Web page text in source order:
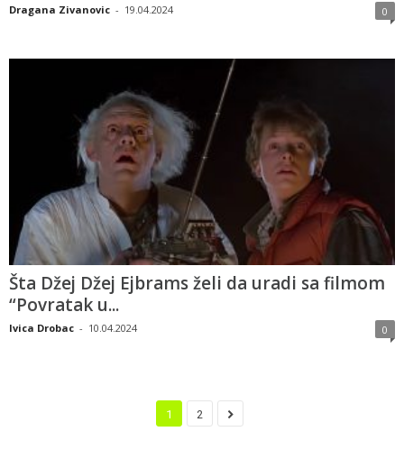
Dragana Zivanovic - 19.04.2024 0
Šta Džej Džej Ejbrams želi da uradi sa filmom
“Povratak u...
Ivica Drobac - 10.04.2024 0
1 2